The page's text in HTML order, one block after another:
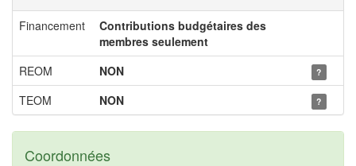
Financement
Contributions budgétaires des
membres seulement
REOM
NON ?
TEOM NON ?
Coordonnées